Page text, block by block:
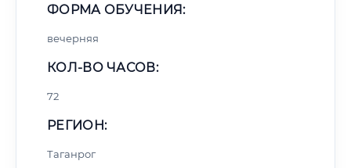
ФОРМА ОБУЧЕНИЯ:
вечерняя
КОЛ-ВО ЧАСОВ:
72
РЕГИОН:
Таганрог